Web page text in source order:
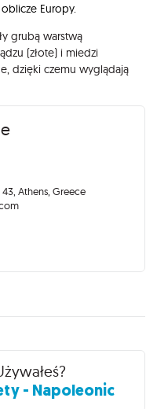
Europy.
grubą warstwą
(złote) i miedzi
dzięki czemu wyglądają
43, Athens, Greece
- Napoleonic